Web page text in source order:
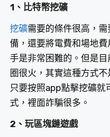
1、比特幣挖礦
挖礦需要的條件很高，
備，還要將電費和場地
手是非常困難的。但是
圈很火，其實這種方式
只要按照app點擊挖礦就
式，裡面詐騙很多。
2、玩區塊鏈遊戲